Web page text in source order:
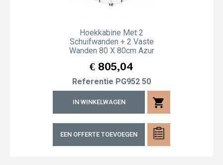
Hoekkabine Met 2
Schuifwanden + 2 Vaste
Wanden 80 X 80cm Azur
Prijs
€ 805,04
Referentie PG952 50
IN WINKELWAGEN shopping_cart
EEN OFFERTE TOEVOEGEN